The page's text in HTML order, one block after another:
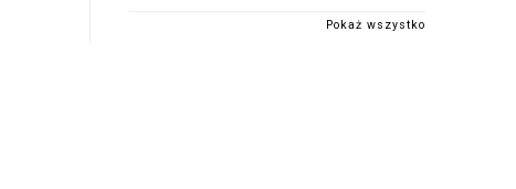
Pokaż wszystko